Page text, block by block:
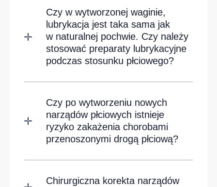
Czy w wytworzonej waginie,
lubrykacja jest taka sama jak
w naturalnej pochwie. Czy należy
stosować preparaty lubrykacyjne
podczas stosunku płciowego?
Czy po wytworzeniu nowych
narządów płciowych istnieje
ryzyko zakażenia chorobami
przenoszonymi drogą płciową?
Chirurgiczna korekta narządów